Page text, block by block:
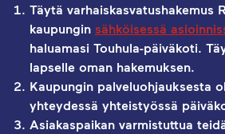
Täytä varhaiskasvatushakemus
kaupungin sähköisessä
haluamasi Touhula-päiväkoti.
lapselle oman hakemuksen.
Kaupungin palveluohjauksesta
yhteydessä yhteistyössä
Asiakaspaikan varmistuttua